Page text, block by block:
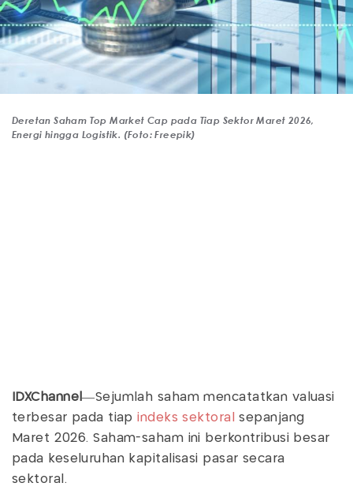
Deretan Saham Top Market Cap pada Tiap Sektor Maret 2026,
Energi hingga Logistik. (Foto: Freepik)
IDXChannel—Sejumlah saham mencatatkan valuasi
terbesar pada tiapindeks sektoral
sepanjang
Maret 2026. Saham-saham ini berkontribusi besar
pada keseluruhan kapitalisasi pasar secara
sektoral.